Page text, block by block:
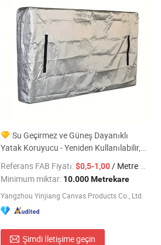
Su Geçirmez ve Güneş Dayanıklı
Yatak Koruyucu - Yeniden Kullanılabilir,
Fermuarlı Naylon Kılıf İç ve Dış Mekan
Kullanımı için
Referans FAB Fiyatı:$0,5-1,00/ Metre kare
Minimum miktar: 10.000 Metrekare
Yangzhou Yinjiang Canvas Products Co., Ltd.
Şimdi İletişime geçin